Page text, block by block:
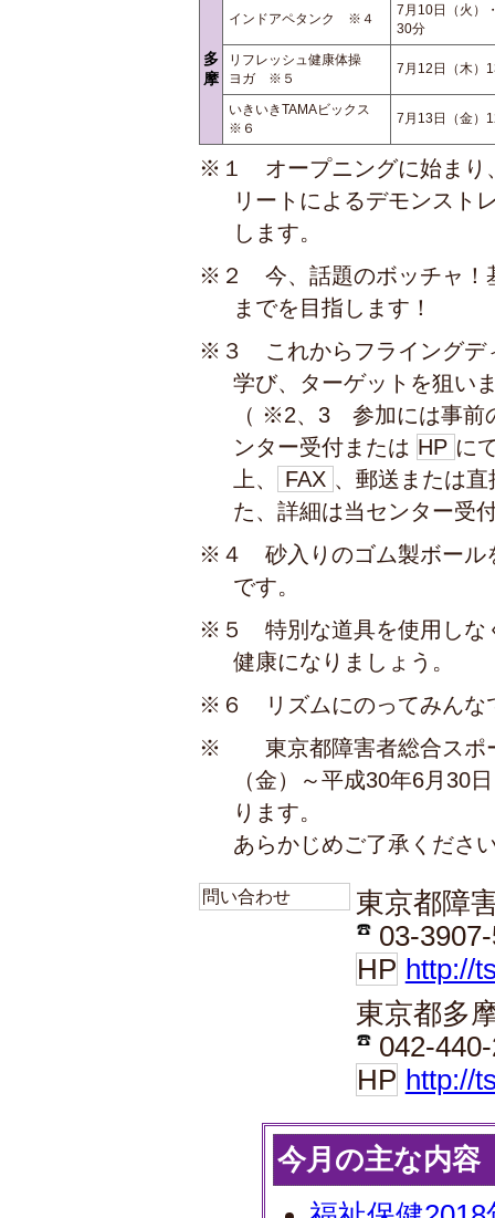
多
摩
インドアペタンク ※４
7月10日（火）
30分
リフレッシュ健康体操
ヨガ ※５
7月12日（木）
いきいきTAMAビックス
※６
7月13日（金）
※１ オープニングに始まり
リートによるデモンスト
します。
※２ 今、話題のボッチャ！
までを目指します！
※３ これからフライングデ
学び、ターゲットを狙い
（ ※2、3 参加には事前
ンター受付または HP に
上、
FAX 、郵送または
た、詳細は当センター受
※４ 砂入りのゴム製ボール
です。
※５ 特別な道具を使用しな
健康になりましょう。
※６ リズムにのってみんな
※ 東京都障害者総合スポー
（金）～平成30年6月30
ります。
あらかじめご了承くださ
問い合わせ
東京都障
03-
HP http://
東京都多
042-
HP http://
今月の主な内容